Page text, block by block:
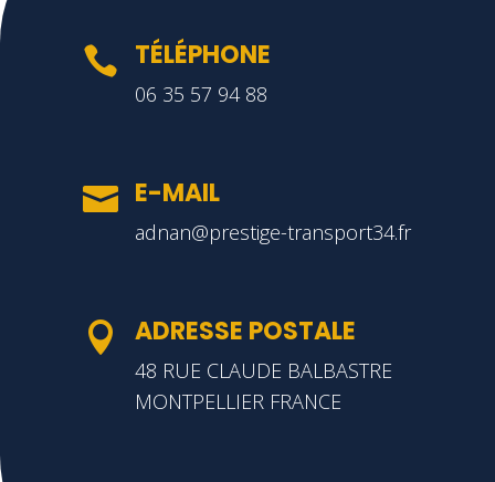
 TÉLÉPHONE
06 35 57 94 88
 E-MAIL
adnan@prestige-transport34.fr
 ADRESSE POSTALE
48 RUE CLAUDE BALBASTRE
MONTPELLIER FRANCE